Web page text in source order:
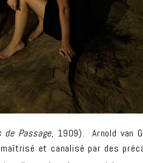
Passage, 1909). Arnold van
et canalisé par des